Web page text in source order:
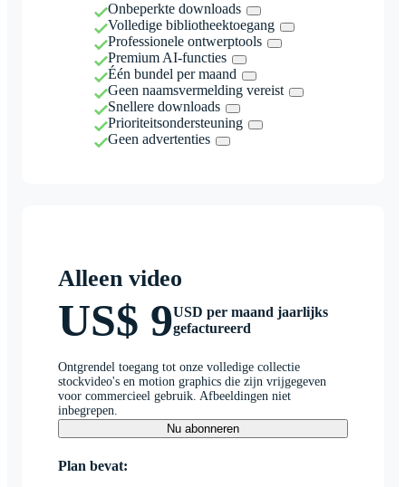
Onbeperkte downloads
Volledige bibliotheektoegang
Professionele ontwerptools
Premium AI-functies
Één bundel per maand
Geen naamsvermelding vereist
Snellere downloads
Prioriteitsondersteuning
Geen advertenties
Alleen video
US$ 9USD per maand jaarlijks
gefactureerd
Ontgrendel toegang tot onze volledige collectie
stockvideo's en motion graphics die zijn vrijgegeven
voor commercieel gebruik. Afbeeldingen niet
inbegrepen.
Nu abonneren
Plan bevat: